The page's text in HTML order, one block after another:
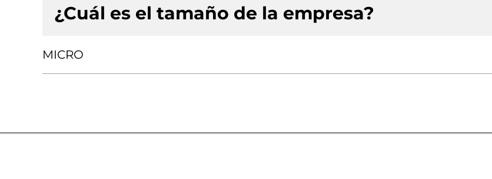
¿Cuál es el tamaño de la empresa?
MICRO